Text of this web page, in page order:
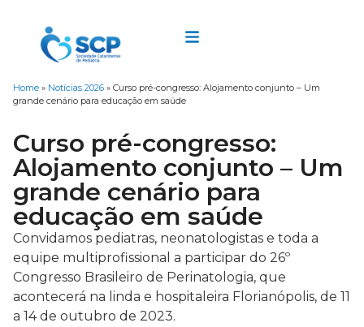
Home » Notícias 2026 » Curso pré-congresso: Alojamento conjunto – Um
grande cenário para educação em saúde
Curso pré-congresso:
Alojamento conjunto – Um
grande cenário para
educação em saúde
Convidamos pediatras, neonatologistas e toda a
equipe multiprofissional a participar do 26º
Congresso Brasileiro de Perinatologia, que
acontecerá na linda e hospitaleira Florianópolis, de 11
a 14 de outubro de 2023.